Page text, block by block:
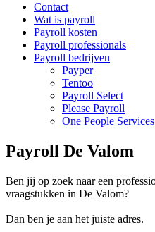
Contact
Wat is payroll
Payroll kosten
Payroll professionals
Payroll bedrijven
Payper
Tentoo
Payroll Select
Please Payroll
One People Services
Payroll De Valom
Ben jij op zoek naar een
vraagstukken in De Valom?
Dan ben je aan het juiste adres.